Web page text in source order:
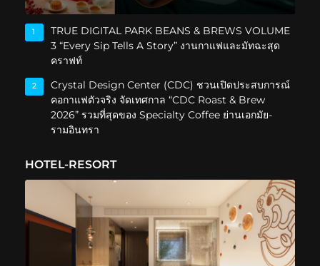
1
TRUE DIGITAL PARK BEANS & BREWS VOLUME
3 “Every Sip Tells A Story” งานกาแฟและมัทฉะสุด
คราฟท์
2
Crystal Design Center (CDC) ชวนเปิดประสบการณ์
คอกาแฟตัวจริง จัดเทศกาล “CDC Roast & Brew
2026” รวมที่สุดของ Specialty Coffee ย่านเอกมัย-
รามอินทรา
HOTEL-RESORT